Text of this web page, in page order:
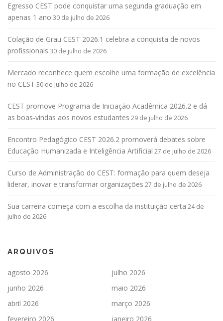
Egresso CEST pode conquistar uma segunda graduação em
apenas 1 ano 30 de julho de 2026
Colação de Grau CEST 2026.1 celebra a conquista de novos
profissionais 30 de julho de 2026
Mercado reconhece quem escolhe uma formação de excelência
no CEST 30 de julho de 2026
CEST promove Programa de Iniciação Acadêmica 2026.2 e dá
as boas-vindas aos novos estudantes 29 de julho de 2026
Encontro Pedagógico CEST 2026.2 promoverá debates sobre
Educação Humanizada e Inteligência Artificial 27 de julho de 2026
Curso de Administração do CEST: formação para quem deseja
liderar, inovar e transformar organizações 27 de julho de 2026
Sua carreira começa com a escolha da instituição certa 24 de
julho de 2026
ARQUIVOS
agosto 2026
julho 2026
junho 2026
maio 2026
abril 2026
março 2026
fevereiro 2026
janeiro 2026